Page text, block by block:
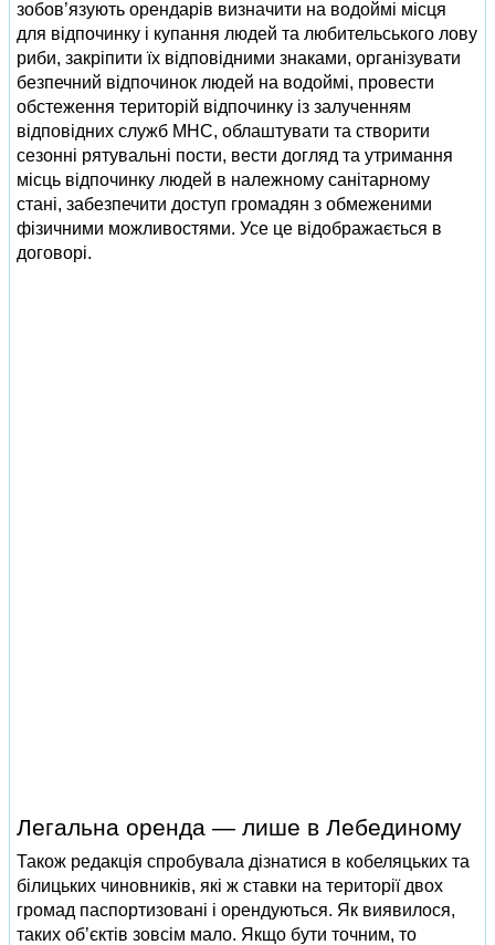
зобов’язують орендарів визначити на водоймі місця
для відпочинку і купання людей та любительського лову
риби, закріпити їх відповідними знаками, організувати
безпечний відпочинок людей на водоймі, провести
обстеження територій відпочинку із залученням
відповідних служб МНС, облаштувати та створити
сезонні рятувальні пости, вести догляд та утримання
місць відпочинку людей в належному санітарному
стані, забезпечити доступ громадян з обмеженими
фізичними можливостями. Усе це відображається в
договорі.
Легальна оренда — лише в Лебединому
Також редакція спробувала дізнатися в кобеляцьких та
білицьких чиновників, які ж ставки на території двох
громад паспортизовані і орендуються. Як виявилося,
таких об’єктів зовсім мало. Якщо бути точним, то